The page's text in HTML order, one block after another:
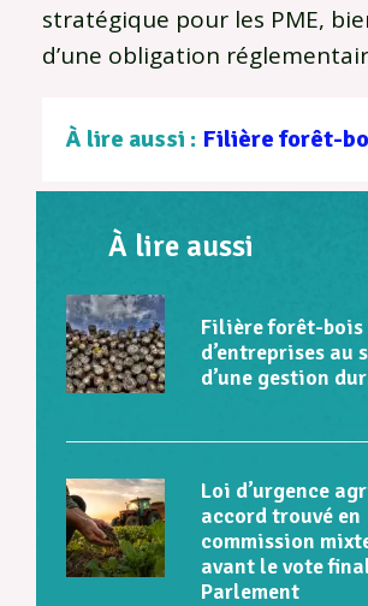
stratégique pour les PME,
d’une obligation
À lire aussi :
À lire aussi
Filière forêt-bois
d’entreprises au
d’une gestion
Loi d’urgence
accord trouvé en
commission
avant le vote
Parlement